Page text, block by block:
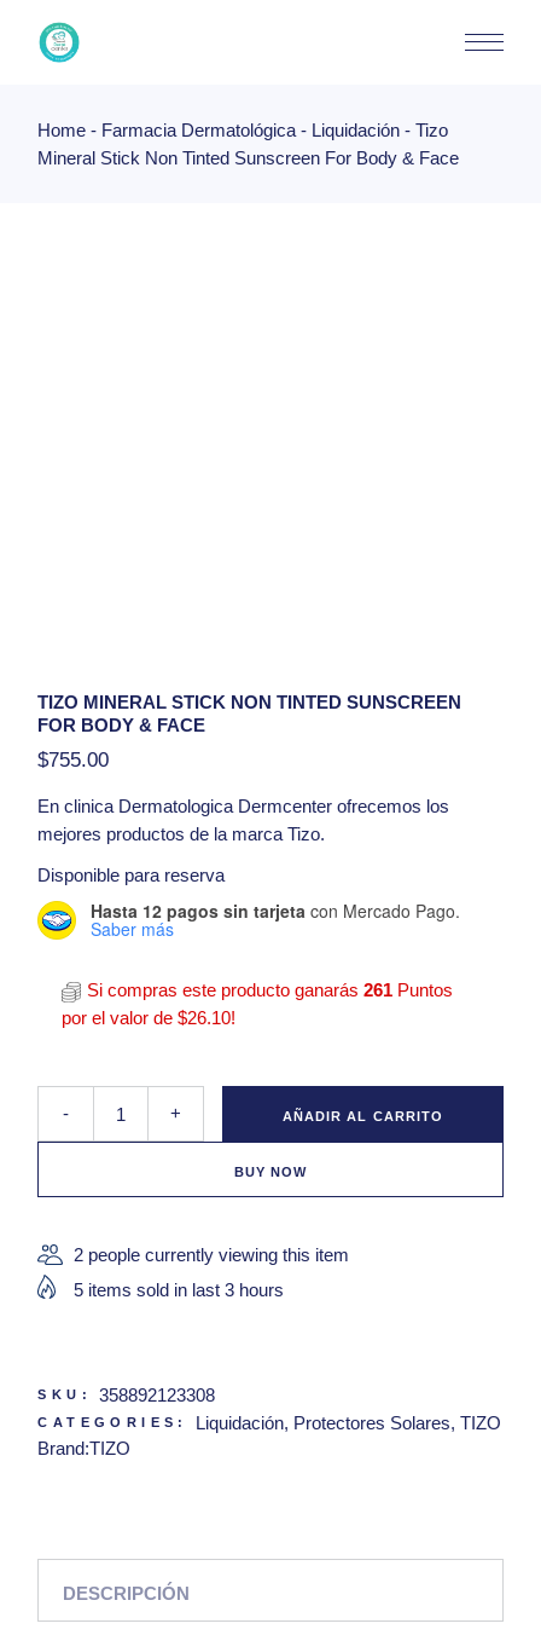
content
Home Farmacia Dermatológica Liquidación
Tizo
Mineral Stick Non Tinted Sunscreen For Body & Face
TIZO MINERAL STICK NON TINTED SUNSCREEN
FOR BODY & FACE
$755.00
En clinica Dermatologica Dermcenter ofrecemos los
mejores productos de la marca Tizo.
TiZO® Mineral Stick Non-Tinted SPF 45
Presentacion:(30 g)
Mineral Stick Non Tinted Sunscreen For Body & Face
Disponible para reserva
Hasta 12 pagos sin tarjeta con Mercado Pago.
Saber más
Si compras este producto ganarás261 Puntos
por el valor de$26.10!
Tizo Mineral Stick Non Tinted Sunscreen For Body & Face
-
+ AÑADIR AL CARRITO
BUY NOW
2 people currently viewing this item
5 items sold in last 3 hours
SKU: 358892123308
CATEGORIES: Liquidación, Protectores Solares, TIZO
Brand:TIZO
DESCRIPCIÓN